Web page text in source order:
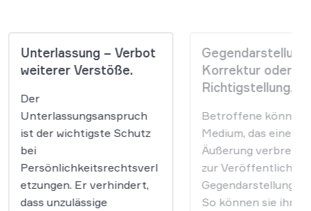
Unterlassung – Verbot
weiterer Verstöße.
Der
Unterlassungsanspruch
ist der wichtigste Schutz
bei
Persönlichkeitsrechtsverl
etzungen. Er verhindert,
dass unzulässige
Gegendarstellung
Korrektur oder
Richtigstellung.
Betroffene können
Medium, das eine
Äußerung
zur
Gegendarstellung
So können sie ihre